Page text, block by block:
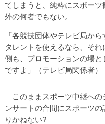
てしまうと、純粋にスポー
外の何者でもない。
「各競技団体やテレビ局か
タレントを使えるなら、そ
側も、プロモーションの場
ですよ」（テレビ局関係者）
このままスポーツ中継への
ンサートの合間にスポーツ
りかねない?